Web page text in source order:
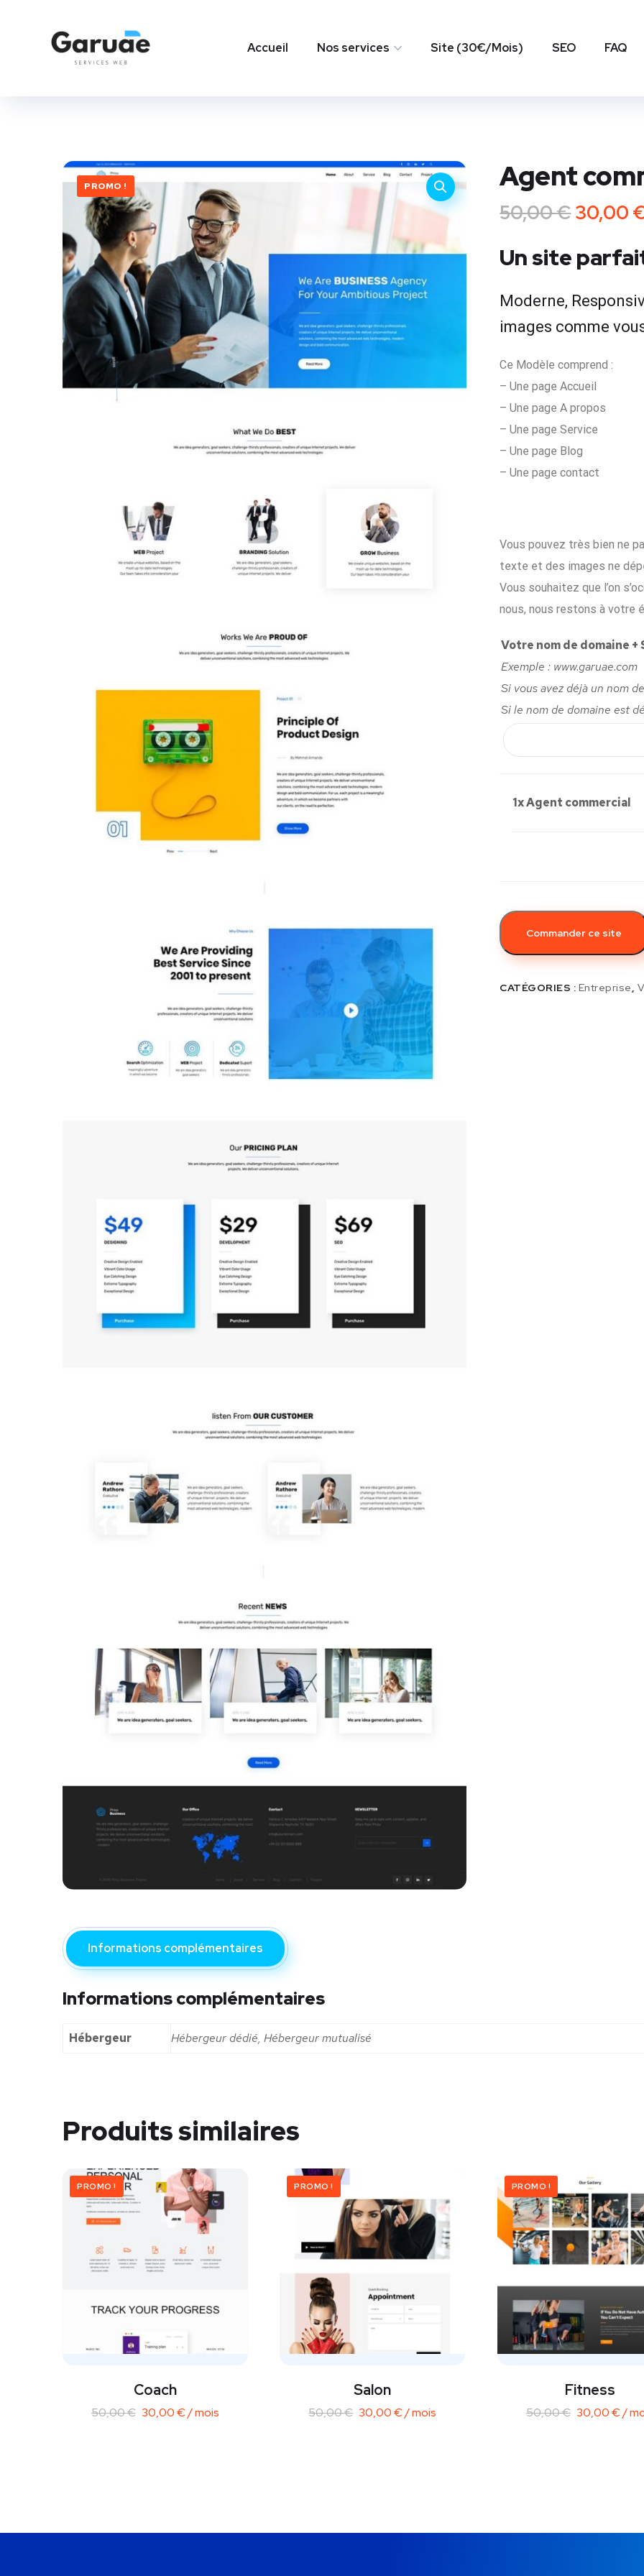
Accueil Nos services Site (30€/Mois) SEO FAQ
PROMO ! Agent
50,00€30,00
Un site
Moderne,
images comme
Ce Modèle comprend :
– Une page Accueil
– Une page A propos
– Une page Service
– Une page Blog
– Une page contact
Vous pouvez très bien ne
texte et des images ne
Vous souhaitez que l’on
nous, nous restons à votre
Votre nom de domaine +
Exemple : www.garuae.com
Si vous avez déjà un nom
Si le nom de domaine est
1xAgent commercial
Commander ce site
CATÉGORIES : Entreprise,
Informations complémentaires
Informations complémentaires
Hébergeur Hébergeur dédié, Hébergeur mutualisé
Produits similaires
PROMO !
Coach
50,00€ 30,00€/ mois
PROMO !
Salon
50,00€ 30,00€/ mois
PROMO !
Fitness
50,00€ 30,00€/